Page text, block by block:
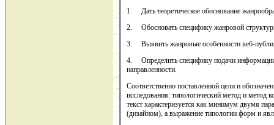
1. Дать теоретическое обоснование
2. Обосновать специфику жанровой
3. Выявить жанровые особенности веб-
4. Определить специфику подачи
направленности.
Соответственно поставленной цели и
исследования: типологический метод и метод
текст характеризуется как минимум двумя
(дизайном), а выражение типологии форм и